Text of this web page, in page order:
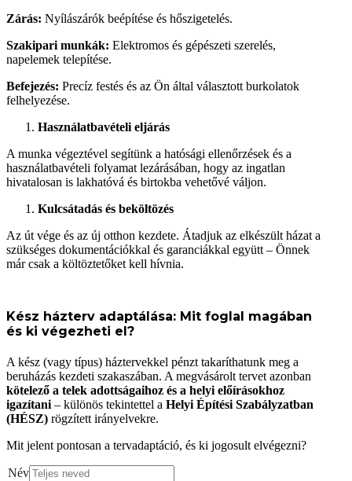
Zárás: Nyílászárók beépítése és hőszigetelés.
Szakipari munkák: Elektromos és gépészeti szerelés,
napelemek telepítése.
Befejezés: Precíz festés és az Ön által választott burkolatok
felhelyezése.
Használatbavételi eljárás
A munka végeztével segítünk a hatósági ellenőrzések és a
használatbavételi folyamat lezárásában, hogy az ingatlan
hivatalosan is lakhatóvá és birtokba vehetővé váljon.
Kulcsátadás és beköltözés
Az út vége és az új otthon kezdete. Átadjuk az elkészült házat a
szükséges dokumentációkkal és garanciákkal együtt – Önnek
már csak a költöztetőket kell hívnia.
Kész házterv adaptálása: Mit foglal magában
és ki végezheti el?
A kész (vagy típus) háztervekkel pénzt takaríthatunk meg a
beruházás kezdeti szakaszában. A megvásárolt tervet azonban
kötelező a telek adottságaihoz és a helyi előírásokhoz
igazítani – különös tekintettel a Helyi Építési Szabályzatban
(HÉSZ) rögzített irányelvekre.
Mit jelent pontosan a tervadaptáció, és ki jogosult elvégezni?
Név